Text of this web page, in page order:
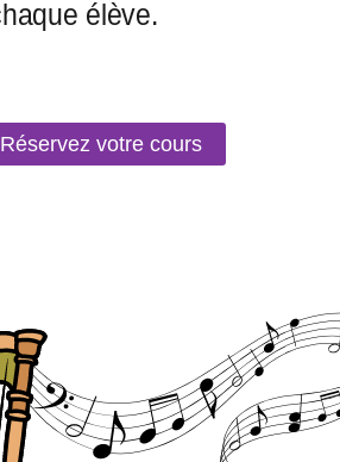
Réservez votre cours